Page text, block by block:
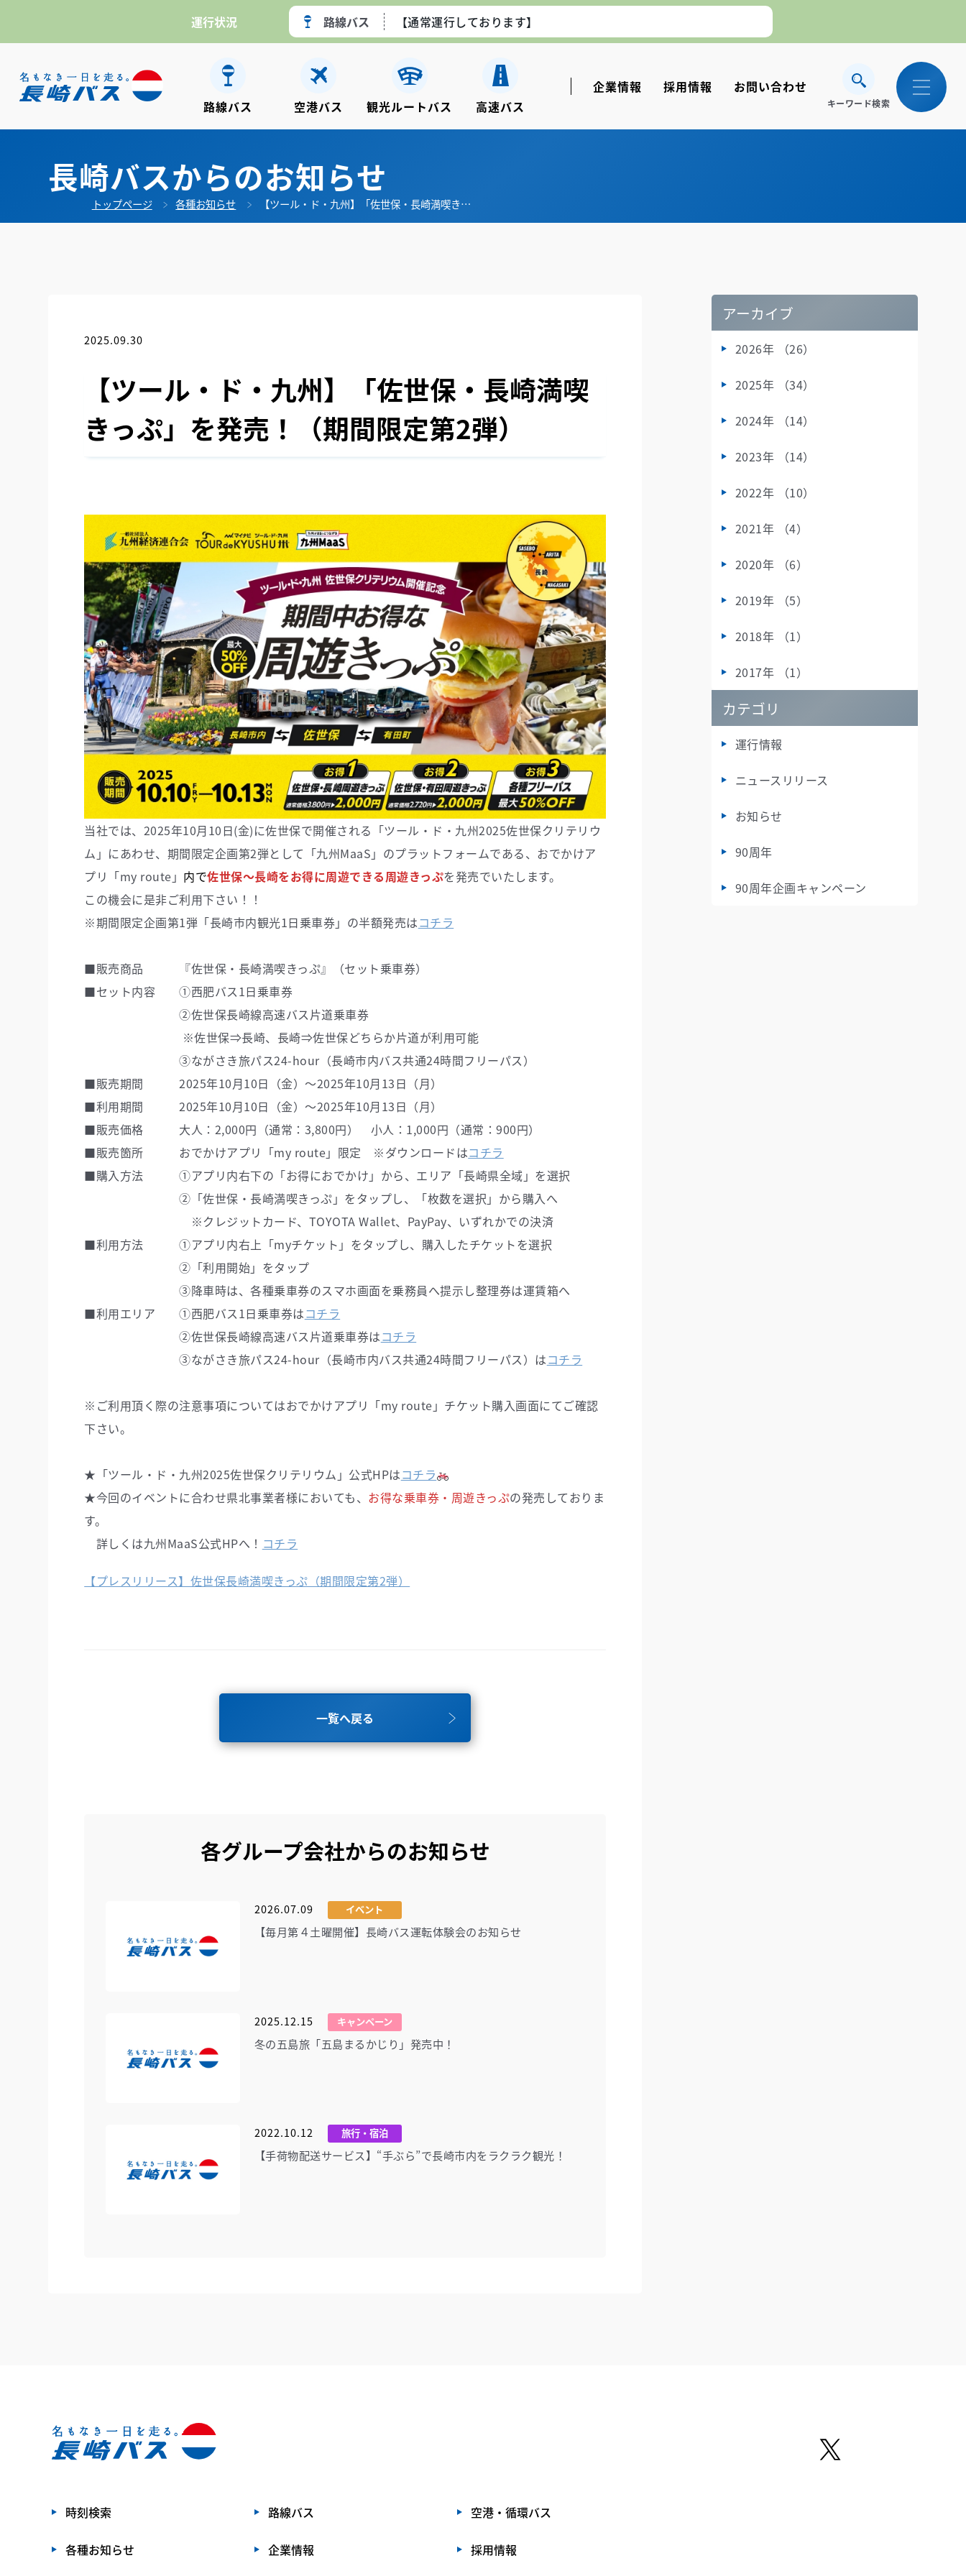
運行状況 路線バス 【通常運行しております】
空港線エアポートライナー 【通常運行しております】
ながさき観光ルートバス 【土日祝のみ運行しております。】
高速乗合バス
路線バス 空港バス 観光ルートバス ⾼速バス
企業情報 採用情報 お問い合わせ
キーワード検索
長崎バスからのお知らせ
トップページ 各種お知らせ 【ツール・ド・九州】「佐世保・長崎満喫き…
2025.09.30
【ツール・ド・九州】「佐世保・長崎満喫
きっぷ」を発売！（期間限定第2弾）
当社では、2025年10月10日(金)に佐世保で開催される「ツール・ド・九州2025佐世保クリテリウ
ム」にあわせ、期間限定企画第2弾として「九州MaaS」のプラットフォームである、おでかけア
プリ「my route」 内で佐世保～長崎をお得に周遊できる周遊きっぷを発売でいたします。
この機会に是非ご利用下さい！！
※期間限定企画第1弾「長崎市内観光1日乗車券」の半額発売はコチラ
■販売商品 『佐世保・長崎満喫きっぷ』（セット乗車券）
■セット内容 ➀西肥バス1日乗車券
②佐世保長崎線高速バス片道乗車券
※佐世保⇒長崎、長崎⇒佐世保どちらか片道が利用可能
③ながさき旅パス24-hour（長崎市内バス共通24時間フリーパス）
■販売期間 2025年10月10日（金）～2025年10月13日（月）
■利用期間 2025年10月10日（金）～2025年10月13日（月）
■販売価格
大人：2,000円（通常：3,800円） 小人：1,000円（通常：900円）
■販売箇所 おでかけアプリ「my route」限定 ※ダウンロードはコチラ
■購入方法 ①アプリ内右下の「お得におでかけ」から、エリア「長崎県全域」を選択
②「佐世保・長崎満喫きっぷ」をタップし、「枚数を選択」から購入へ
※クレジットカード、TOYOTA Wallet、PayPay、いずれかでの決済
■利用方法 ①アプリ内右上「myチケット」をタップし、購入したチケットを選択
②「利用開始」をタップ
③降車時は、各種乗車券のスマホ画面を乗務員へ提示し整理券は運賃箱へ
■利用エリア ①西肥バス1日乗車券はコチラ
②佐世保長崎線高速バス片道乗車券はコチラ
③ながさき旅パス24-hour（長崎市内バス共通24時間フリーパス）はコチラ
※ご利用頂く際の注意事項についてはおでかけアプリ「my route」チケット購入画面にてご確認
下さい。
★「ツール・ド・九州2025佐世保クリテリウム」公式HPはコチラ
★今回のイベントに合わせ県北事業者様においても、 お得な乗車券・周遊きっぷの発売しておりま
す。
詳しくは九州MaaS公式HPへ！ コチラ
【プレスリリース】佐世保長崎満喫きっぷ（期間限定第2弾）
一覧へ戻る
各グループ会社からのお知らせ
2026.07.09 イベント
【毎月第４土曜開催】長崎バス運転体験会のお知らせ
2025.12.15 キャンペーン
冬の五島旅「五島まるかじり」発売中！
2022.10.12 旅行・宿泊
【手荷物配送サービス】“手ぶら”で長崎市内をラクラク観光！
アーカイブ
2026年 （26）
2025年 （34）
2024年 （14）
2023年 （14）
2022年 （10）
2021年 （4）
2020年 （6）
2019年 （5）
2018年 （1）
2017年 （1）
カテゴリ
運行情報
ニュースリリース
お知らせ
90周年
90周年企画キャンペーン
時刻検索 路線バス 空港・循環バス
各種お知らせ 企業情報 採用情報